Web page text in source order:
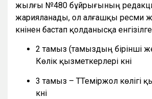
жылғы №480 бұйрығының
жарияланады, ол алғашқы ресми
күнінен бастап қолданысқа
2 тамыз (тамыздың бірінші
Көлік қызметкерлері күні
3 тамыз – ТТеміржол көлігі
күні